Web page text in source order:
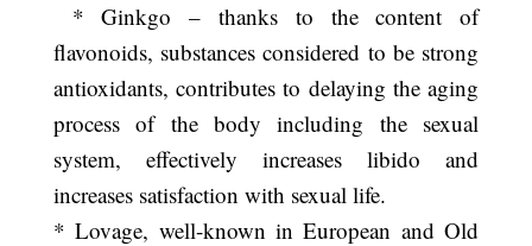
* Ginkgo – thanks to the content of
flavonoids, substances considered to be strong
antioxidants, contributes to delaying the aging
process of the body including the sexual
system, effectively increases libido and
increases satisfaction with sexual life.
* Lovage, well-known in European and Old